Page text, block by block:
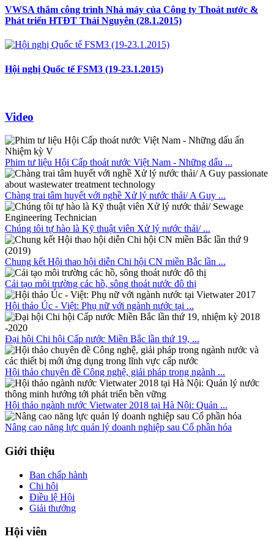
VWSA thăm công trình Nhà máy của Công ty Thoát nước &
Phát triển HTĐT Thái Nguyên (28.1.2015)
Hội nghị Quốc tế FSM3 (19-23.1.2015)
Video
Phim tư liệu Hội Cấp thoát nước Việt Nam - Những dấu ...
Chàng trai tâm huyết với nghề Xử lý nước thải/ A Guy ...
Chúng tôi tự hào là Kỹ thuật viên Xử lý nước thải/ ...
Chung kết Hội thao hội diễn Chi hội CN miền Bắc lần ...
Cải tạo môi trường các hồ, sông thoát nước đô thị
Hội thảo Úc - Việt: Phụ nữ với ngành nước tại ...
Đại hội Chi hội Cấp nước Miền Bắc lần thứ 19, ...
Hội thảo chuyên đề Công nghệ, giải pháp trong ngành ...
Hội thảo ngành nước Vietwater 2018 tại Hà Nội: Quản ...
Nâng cao năng lực quản lý doanh nghiệp sau Cổ phần hóa
Giới thiệu
Ban chấp hành
Chi hội
Điều lệ Hội
Giải thưởng
Hội viên